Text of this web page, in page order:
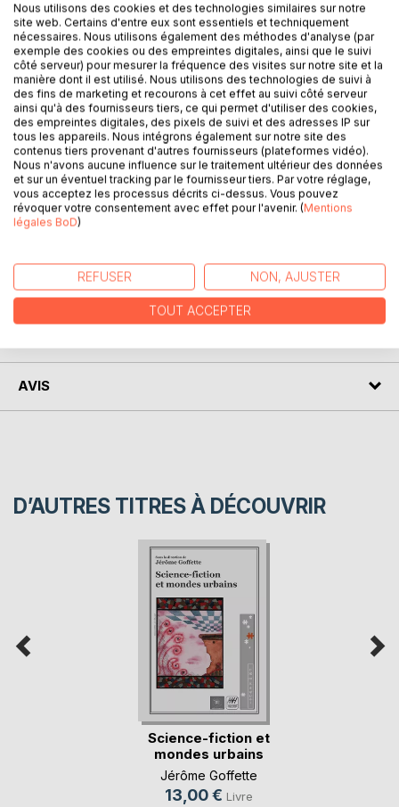
DESCRIPTION
L'auteur de cet essai explore l'imaginaire de l'intériorité
corporelle dans quelques oeuvres de science-fiction
(L'Homme truqué de Maurice Renard, La Musique du sang
de Greg Bear et Le Voyage fantastique de Richard
Fleischer), en prenant comme grille d'analyse la vision du
milieu intérieur chez le médecin et physiologiste Claude
AUTEUR(S)
AVIS
D’AUTRES TITRES À DÉCOUVRIR
Science-fiction et
mondes urbains
Jérôme Goffette
13,00 € Livre
Nous utilisons des cookies et des technologies similaires sur notre
site web. Certains d'entre eux sont essentiels et techniquement
nécessaires. Nous utilisons également des méthodes d'analyse (par
exemple des cookies ou des empreintes digitales, ainsi que le suivi
côté serveur) pour mesurer la fréquence des visites sur notre site et la
manière dont il est utilisé. Nous utilisons des technologies de suivi à
des fins de marketing et recourons à cet effet au suivi côté serveur
ainsi qu'à des fournisseurs tiers, ce qui permet d'utiliser des cookies,
des empreintes digitales, des pixels de suivi et des adresses IP sur
tous les appareils. Nous intégrons également sur notre site des
contenus tiers provenant d'autres fournisseurs (plateformes vidéo).
Nous n'avons aucune influence sur le traitement ultérieur des données
et sur un éventuel tracking par le fournisseur tiers. Par votre réglage,
vous acceptez les processus décrits ci-dessus. Vous pouvez
révoquer votre consentement avec effet pour l'avenir. (Mentions
légales BoD)
REFUSER NON, AJUSTER
TOUT ACCEPTER